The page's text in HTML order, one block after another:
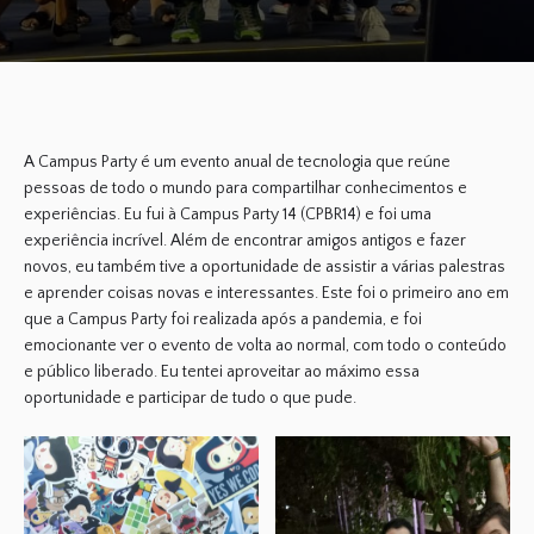
A Campus Party é um evento anual de tecnologia que reúne
pessoas de todo o mundo para compartilhar conhecimentos e
experiências. Eu fui à Campus Party 14 (CPBR14) e foi uma
experiência incrível. Além de encontrar amigos antigos e fazer
novos, eu também tive a oportunidade de assistir a várias palestras
e aprender coisas novas e interessantes. Este foi o primeiro ano em
que a Campus Party foi realizada após a pandemia, e foi
emocionante ver o evento de volta ao normal, com todo o conteúdo
e público liberado. Eu tentei aproveitar ao máximo essa
oportunidade e participar de tudo o que pude.